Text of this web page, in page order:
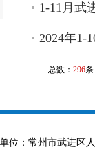
1-11月武
2024年1-
总数： 296
位：常州市武进